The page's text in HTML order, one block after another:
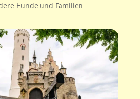
Hunde und Familien